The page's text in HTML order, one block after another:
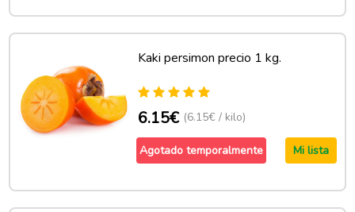
Kaki persimon precio 1 kg.
6.15€ (6.15€ / kilo)
Agotado temporalmente Mi lista